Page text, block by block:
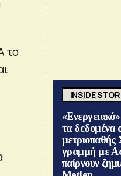
το
INSIDE
τα
μετριοπαθής
γραμμή με
παίρνουν